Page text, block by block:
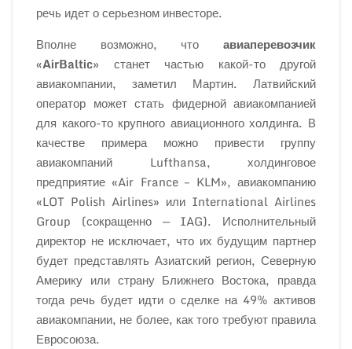
речь идет о серьезном инвесторе.
Вполне возможно, что авиаперевозчик
«AirBaltic» станет частью какой-то другой
авиакомпании, заметил Мартин. Латвийский
оператор может стать фидерной авиакомпанией
для какого-то крупного авиационного холдинга. В
качестве примера можно привести группу
авиакомпаний Lufthansa, холдинговое
предприятие «Air France – KLM», авиакомпанию
«LOT Polish Airlines» или International Airlines
Group (сокращенно — IAG). Исполнительный
директор не исключает, что их будущим партнер
будет представлять Азиатский регион, Северную
Америку или страну Ближнего Востока, правда
тогда речь будет идти о сделке на 49% активов
авиакомпании, не более, как того требуют правила
Евросоюза.